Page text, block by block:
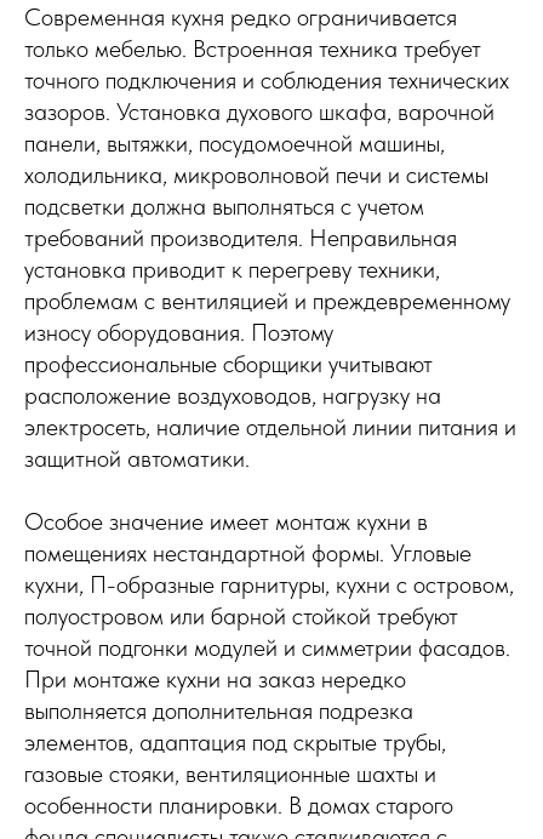
Современная кухня редко ограничивается
только мебелью. Встроенная техника требует
точного подключения и соблюдения технических
зазоров. Установка духового шкафа, варочной
панели, вытяжки, посудомоечной машины,
холодильника, микроволновой печи и системы
подсветки должна выполняться с учетом
требований производителя. Неправильная
установка приводит к перегреву техники,
проблемам с вентиляцией и преждевременному
износу оборудования. Поэтому
профессиональные сборщики учитывают
расположение воздуховодов, нагрузку на
электросеть, наличие отдельной линии питания и
защитной автоматики.
Особое значение имеет монтаж кухни в
помещениях нестандартной формы. Угловые
кухни, П-образные гарнитуры, кухни с островом,
полуостровом или барной стойкой требуют
точной подгонки модулей и симметрии фасадов.
При монтаже кухни на заказ нередко
выполняется дополнительная подрезка
элементов, адаптация под скрытые трубы,
газовые стояки, вентиляционные шахты и
особенности планировки. В домах старого